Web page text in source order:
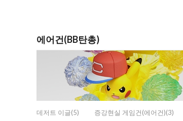
에어건(BB탄총)
데저트 이글(5) 증강현실 게임건(에어건)(3)